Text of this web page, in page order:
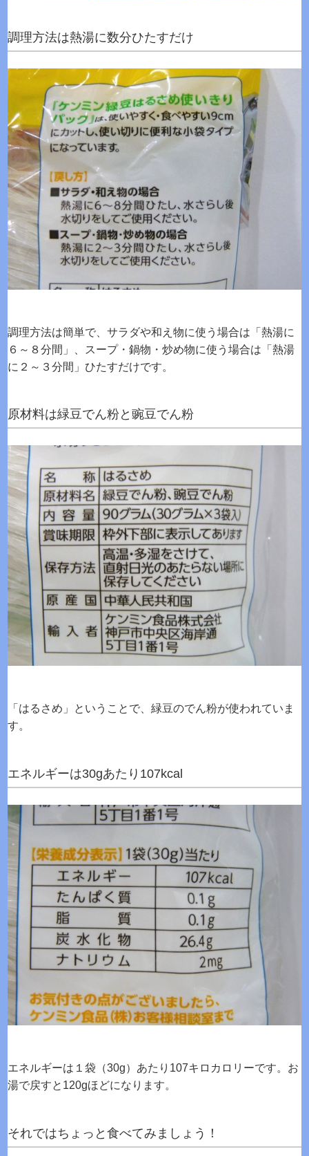
調理方法は熱湯に数分ひたすだけ
調理方法は簡単で、サラダや和え物に使う場合は「熱湯に
６～８分間」、スープ・鍋物・炒め物に使う場合は「熱湯
に２～３分間」ひたすだけです。
原材料は緑豆でん粉と豌豆でん粉
「はるさめ」ということで、緑豆のでん粉が使われていま
す。
エネルギーは30gあたり107kcal
エネルギーは１袋（30g）あたり107キロカロリーです。お
湯で戻すと120gほどになります。
それではちょっと食べてみましょう！